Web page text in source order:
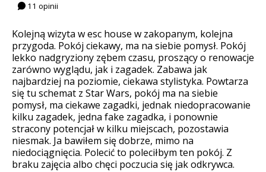
11 opinii
Kolejną wizyta w esc house w zakopanym, kolejna
przygoda. Pokój ciekawy, ma na siebie pomysł. Pokój
lekko nadgryziony zębem czasu, proszący o renowacje
zarówno wyglądu, jak i zagadek. Zabawa jak
najbardziej na poziomie, ciekawa stylistyka. Powtarza
się tu schemat z Star Wars, pokój ma na siebie
pomysł, ma ciekawe zagadki, jednak niedopracowanie
kilku zagadek, jedna fake zagadka, i ponownie
stracony potencjał w kilku miejscach, pozostawia
niesmak. Ja bawiłem się dobrze, mimo na
niedociągnięcia. Polecić to poleciłbym ten pokój. Z
braku zajęcia albo chęci poczucia się jak odkrywca.